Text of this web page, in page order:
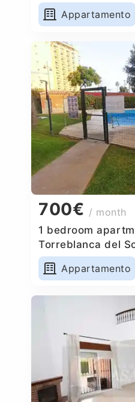
Appartamento
700€ / month
1 bedroom
Torreblanca del
Appartamento